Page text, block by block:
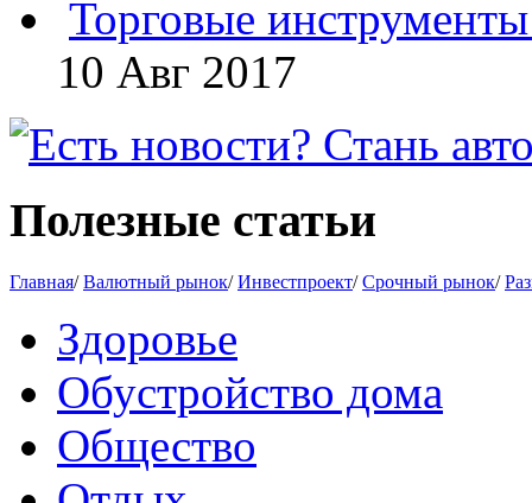
Торговые
10 Авг 2017
Полезные статьи
Главная/Валютный рынок/Инвестпроект/Срочный рынок/
Здоровье
Обустройство дома
Общество